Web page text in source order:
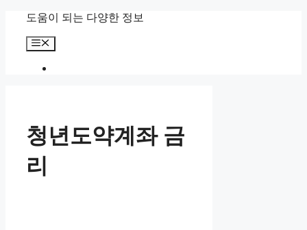
도움이 되는 다양한 정보
메
청년도약계좌 금
리